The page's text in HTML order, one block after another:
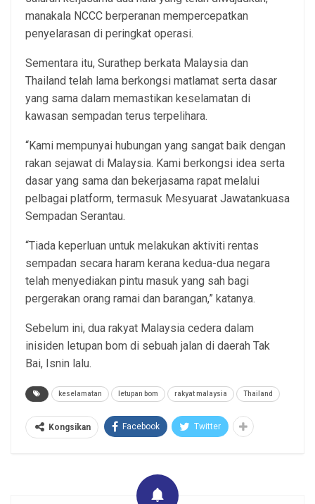
manakala NCCC berperanan mempercepatkan
penyelarasan di peringkat operasi.
Sementara itu, Surathep berkata Malaysia dan
Thailand telah lama berkongsi matlamat serta dasar
yang sama dalam memastikan keselamatan di
kawasan sempadan terus terpelihara.
“Kami mempunyai hubungan yang sangat baik dengan
rakan sejawat di Malaysia. Kami berkongsi idea serta
dasar yang sama dan bekerjasama rapat melalui
pelbagai platform, termasuk Mesyuarat Jawatankuasa
Sempadan Serantau.
“Tiada keperluan untuk melakukan aktiviti rentas
sempadan secara haram kerana kedua-dua negara
telah menyediakan pintu masuk yang sah bagi
pergerakan orang ramai dan barangan,” katanya.
Sebelum ini, dua rakyat Malaysia cedera dalam
inisiden letupan bom di sebuah jalan di daerah Tak
Bai, Isnin lalu.
keselamatan letupan bom rakyat malaysia Thailand
Kongsikan Facebook Twitter